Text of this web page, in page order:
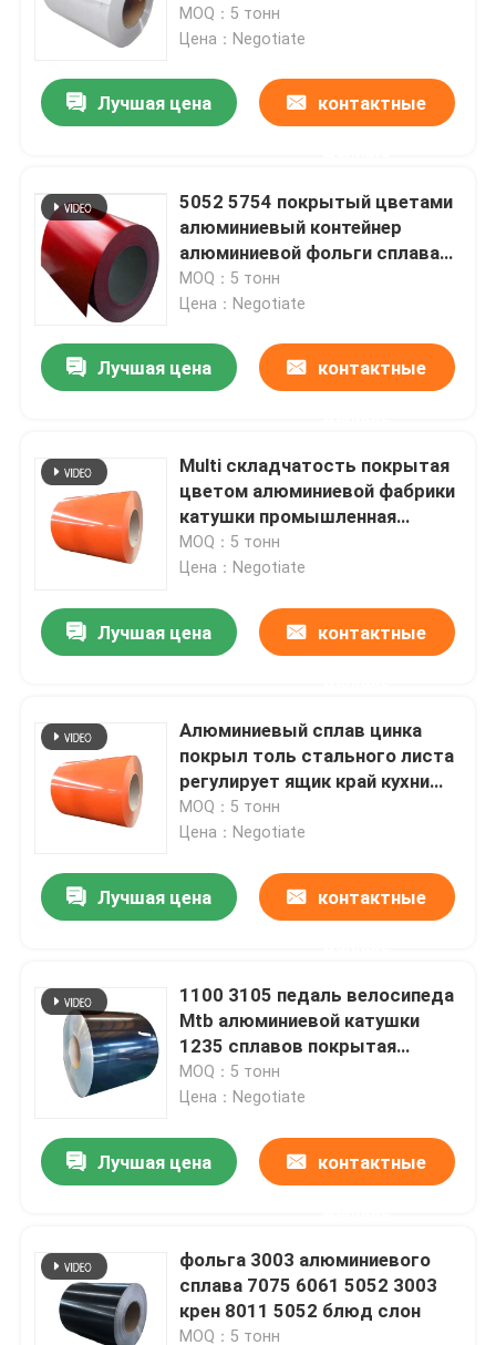
Продукция
О Компании
контроль качества
Катушка финиша мельницы алюминиевая
Катушка покрытая цветом алюминиевая
Холоднопрокатная алюминиевая катушка
сточной канавы покрыли
MOQ：5 тонн
Цена：Negotiate
Лучшая цена контактные
5052 5754 покрытый цветами
алюминиевый контейнер
алюминиевой фольги сплава
сточной канавы катушки на
консервная банка 0.02mm-
MOQ：5 тонн
Цена：Negotiate
Лучшая цена контактные
Multi складчатость покрытая
цветом алюминиевой фабрики
катушки промышленная
голоса катушки Astm B209
сплавляет 3003 H14
MOQ：5 тонн
Цена：Negotiate
Лучшая цена контактные
Алюминиевый сплав цинка
покрыл толь стального листа
регулирует ящик край кухни
вытягивает 20-2400mm
MOQ：5 тонн
Цена：Negotiate
Лучшая цена контактные
1100 3105 педаль велосипеда
Mtb алюминиевой катушки
1235 сплавов покрытая
цветом белая стоят вверх по
мешкам с окном
MOQ：5 тонн
Цена：Negotiate
Лучшая цена контактные
фольга 3003 алюминиевого
сплава 7075 6061 5052 3003
крен 8011 5052 блюд слон
MOQ：5 тонн